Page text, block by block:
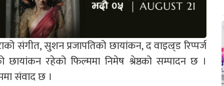
संगीत, सुशन प्रजापतिको छायांकन, द वाइल्र्ड रिप्पर्ज
छायांकन रहेको फिल्ममा निमेष श्रेष्ठको सम्पादन छ ।
संवाद छ ।